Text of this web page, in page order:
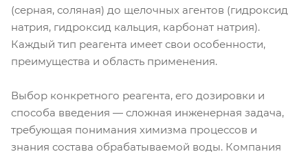
(серная, соляная) до щелочных агентов (гидроксид
натрия, гидроксид кальция, карбонат натрия).
Каждый тип реагента имеет свои особенности,
преимущества и область применения.
Выбор конкретного реагента, его дозировки и
способа введения — сложная инженерная задача,
требующая понимания химизма процессов и
знания состава обрабатываемой воды. Компания